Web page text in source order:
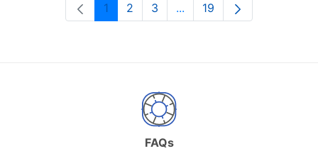
Orrialdea
1 Orrialdea
2 Orrialdea
3 ...Intermediate Pages Use
Orrialdea
19
FAQs